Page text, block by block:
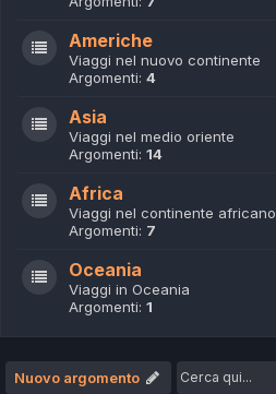
Americhe
Viaggi nel nuovo continente
Argomenti: 4
Asia
Viaggi nel medio oriente
Argomenti: 14
Africa
Viaggi nel continente africano
Argomenti: 7
Oceania
Viaggi in Oceania
Argomenti: 1
Nuovo argomento